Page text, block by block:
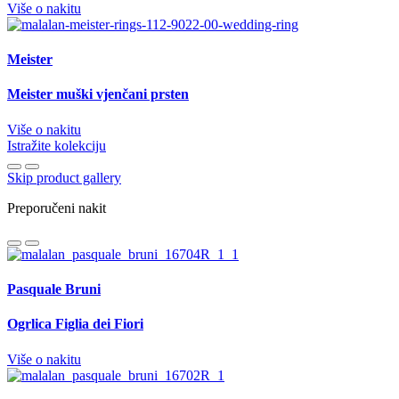
Više o nakitu
Meister
Meister muški vjenčani prsten
Više o nakitu
Istražite kolekciju
Skip product gallery
Preporučeni nakit
Pasquale Bruni
Ogrlica Figlia dei Fiori
Više o nakitu